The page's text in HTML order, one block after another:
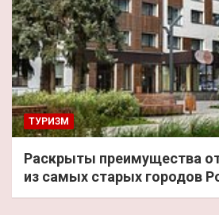
ТУРИЗМ
Раскрыты преимущества
из самых старых городов